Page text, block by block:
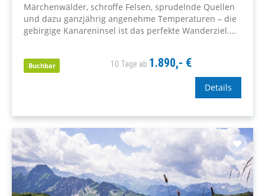
Märchenwälder, schroffe Felsen, sprudelnde Quellen
und dazu ganzjährig angenehme Temperaturen – die
gebirgige Kanareninsel ist das perfekte Wanderziel.
die Vulkaninsel wird Sie begeistern.
Buchbar 10 Tage ab 1.890,- €
Details